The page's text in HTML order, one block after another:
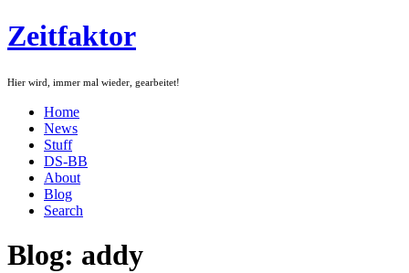
Zeitfaktor
Hier wird, immer mal wieder, gearbeitet!
Home
News
Stuff
DS-BB
About
Blog
Search
Blog: addy